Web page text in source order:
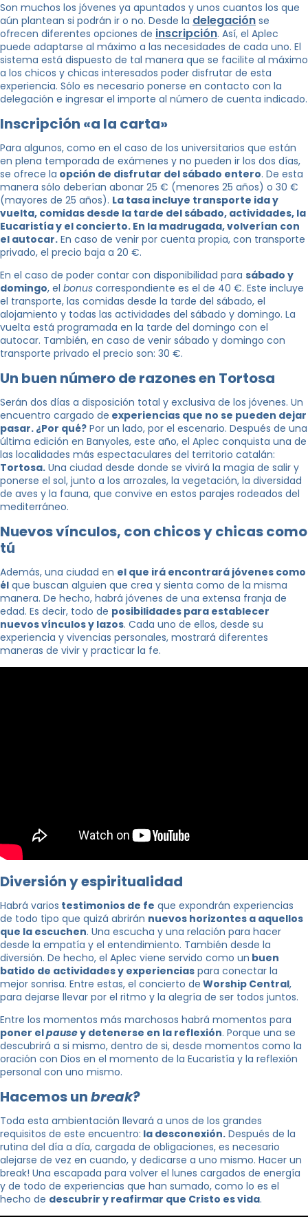
Son muchos los jóvenes ya apuntados y unos cuantos los que
aún plantean si podrán ir o no. Desde la delegación se
ofrecen diferentes opciones de inscripción. Así, el Aplec
puede adaptarse al máximo a las necesidades de cada uno. El
sistema está dispuesto de tal manera que se facilite al máximo
a los chicos y chicas interesados ​​poder disfrutar de esta
experiencia. Sólo es necesario ponerse en contacto con la
delegación e ingresar el importe al número de cuenta indicado.
Inscripción «a la carta»
Para algunos, como en el caso de los universitarios que están
en plena temporada de exámenes y no pueden ir los dos días,
se ofrece la opción de disfrutar del sábado entero. De esta
manera sólo deberían abonar 25 € (menores 25 años) o 30 €
(mayores de 25 años). La tasa incluye transporte ida y
vuelta, comidas desde la tarde del sábado, actividades, la
Eucaristía y el concierto. En la madrugada, volverían con
el autocar. En caso de venir por cuenta propia, con transporte
privado, el precio baja a 20 €.
En el caso de poder contar con disponibilidad para sábado y
domingo, el bonus correspondiente es el de 40 €. Este incluye
el transporte, las comidas desde la tarde del sábado, el
alojamiento y todas las actividades del sábado y domingo. La
vuelta está programada en la tarde del domingo con el
autocar. También, en caso de venir sábado y domingo con
transporte privado el precio son: 30 €.
Un buen número de razones en Tortosa
Serán dos días a disposición total y exclusiva de los jóvenes. Un
encuentro cargado de experiencias que no se pueden dejar
pasar. ¿Por qué? Por un lado, por el escenario. Después de una
última edición en Banyoles, este año, el Aplec conquista una de
las localidades más espectaculares del territorio catalán:
Tortosa. Una ciudad desde donde se vivirá la magia de salir y
ponerse el sol, junto a los arrozales, la vegetación, la diversidad
de aves y la fauna, que convive en estos parajes rodeados del
mediterráneo.
Nuevos vínculos, con chicos y chicas como
tú
Además, una ciudad en el que irá encontrará jóvenes como
él que buscan alguien que crea y sienta como de la misma
manera. De hecho, habrá jóvenes de una extensa franja de
edad. Es decir, todo de posibilidades para establecer
nuevos vínculos y lazos. Cada uno de ellos, desde su
experiencia y vivencias personales, mostrará diferentes
maneras de vivir y practicar la fe.
Diversión y espiritualidad
Habrá varios testimonios de fe que expondrán experiencias
de todo tipo que quizá abrirán nuevos horizontes a aquellos
que la escuchen. Una escucha y una relación para hacer
desde la empatía y el entendimiento. También desde la
diversión. De hecho, el Aplec viene servido como un buen
batido de actividades y experiencias para conectar la
mejor sonrisa. Entre estas, el concierto de Worship Central,
para dejarse llevar por el ritmo y la alegría de ser todos juntos.
Entre los momentos más marchosos habrá momentos para
poner elpausey detenerse en la reflexión. Porque una se
descubrirá a si mismo, dentro de si, desde momentos como la
oración con Dios en el momento de la Eucaristía y la reflexión
personal con uno mismo.
Hacemos unbreak?
Toda esta ambientación llevará a unos de los grandes
requisitos de este encuentro: la desconexión. Después de la
rutina del día a día, cargada de obligaciones, es necesario
alejarse de vez en cuando, y dedicarse a uno mismo. Hacer un
break! Una escapada para volver el lunes cargados de energía
y de todo de experiencias que han sumado, como lo es el
hecho de descubrir y reafirmar que Cristo es vida.